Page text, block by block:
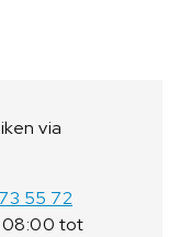
via
55 72
08:00 tot